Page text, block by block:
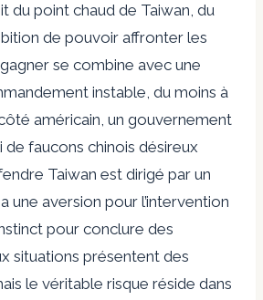
du point chaud de Taiwan, du
de pouvoir affronter les
se combine avec une
instable, du moins à
américain, un gouvernement
faucons chinois désireux
Taiwan est dirigé par un
une aversion pour l’intervention
pour conclure des
situations présentent des
le véritable risque réside dans